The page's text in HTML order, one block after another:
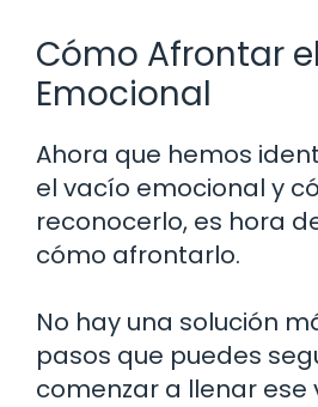
Cómo Afrontar
Emocional
Ahora que hemos
el vacío emocional y
reconocerlo, es hora
cómo afrontarlo.
No hay una solución
pasos que puedes
comenzar a llenar ese